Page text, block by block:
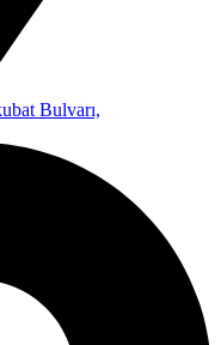
Bulvarı,